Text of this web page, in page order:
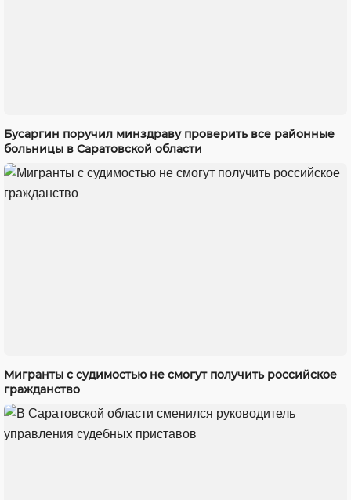
Бусаргин поручил минздраву проверить все районные
больницы в Саратовской области
Мигранты с судимостью не смогут получить российское
гражданство